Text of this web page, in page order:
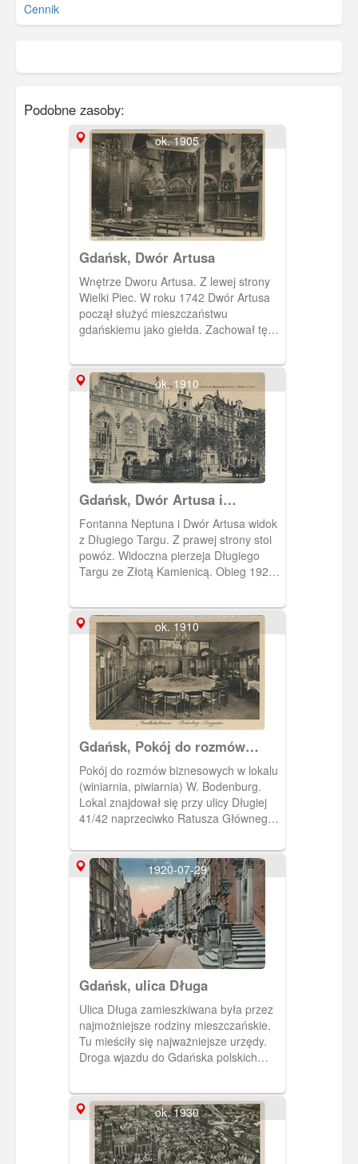
Cennik
Podobne zasoby:
ok. 1905
Gdańsk, Dwór Artusa
Wnętrze Dworu Artusa. Z lewej strony
Wielki Piec. W roku 1742 Dwór Artusa
począł służyć mieszczaństwu
gdańskiemu jako giełda. Zachował tę
gruzach.
ok. 1910
Gdańsk, Dwór Artusa i
Fontanna Neptuna
Fontanna Neptuna i Dwór Artusa widok
z Długiego Targu. Z prawej strony stoi
powóz. Widoczna pierzeja Długiego
Targu ze Złotą Kamienicą. Obieg 1920
ok. 1910
Gdańsk, Pokój do rozmów
biznesowych lokalu
"Bodenburg"
Pokój do rozmów biznesowych w lokalu
(winiarnia, piwiarnia) W. Bodenburg.
Lokal znajdował się przy ulicy Długiej
41/42 naprzeciwko Ratusza Głównego
Luis Ernst. W późniejszym czasie
właścicielem był Paul Otto Krause.
Lokal był reklamowany jako
najwytworniejsza winiarnia i piwiarnia.
1920-07-29
Gdańsk, ulica Długa
Ulica Długa zamieszkiwana była przez
najmożniejsze rodziny mieszczańskie.
Tu mieściły się najważniejsze urzędy.
Droga wjazdu do Gdańska polskich
ratusza.
ok. 1930